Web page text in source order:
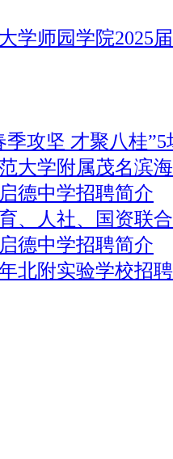
学师园学院2025
季攻坚 才聚八桂
大学附属茂名滨
德中学招聘简介
、人社、国资联
德中学招聘简介
北附实验学校招